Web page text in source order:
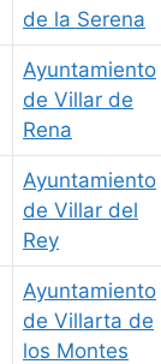
de la Serena
Ayuntamiento
de Villar de
Rena
Ayuntamiento
de Villar del
Rey
Ayuntamiento
de Villarta de
los Montes